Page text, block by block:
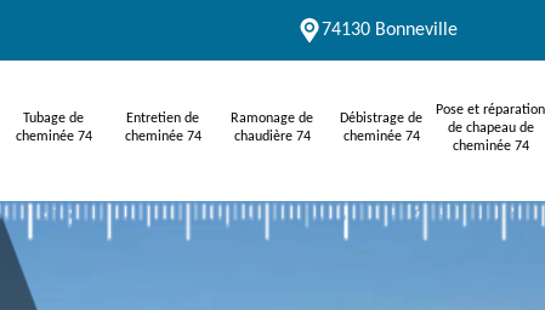
74130 Bonneville
Tubage de
cheminée 74
Entretien de
cheminée 74
Ramonage de
chaudière 74
Débistrage de
cheminée 74
Pose et réparation
de chapeau de
cheminée 74